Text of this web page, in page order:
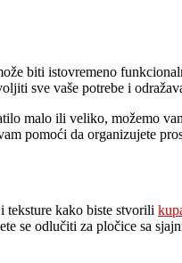
biti istovremeno
sve vaše potrebe i
malo ili veliko, možemo
pomoći da organizujete
teksture kako biste stvorili
se odlučiti za pločice sa